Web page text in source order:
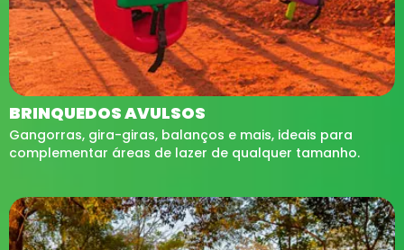
BRINQUEDOS AVULSOS
Gangorras, gira-giras, balanços e mais, ideais para
complementar áreas de lazer de qualquer tamanho.